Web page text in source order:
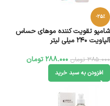
-25%
شامپو تقویت کننده موهای حساس
آلپاویت 240 میلی لیتر
385.000 تومان 288.000تومان
افزودن به سبد خرید